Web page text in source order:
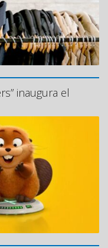
inaugura el